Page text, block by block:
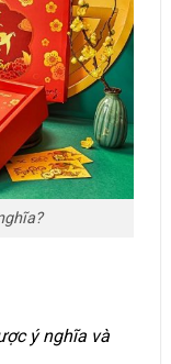
ý nghĩa và